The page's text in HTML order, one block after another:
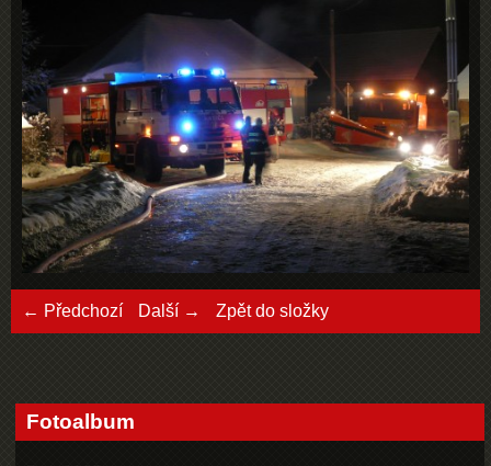
← Předchozí Další → Zpět do složky
Fotoalbum